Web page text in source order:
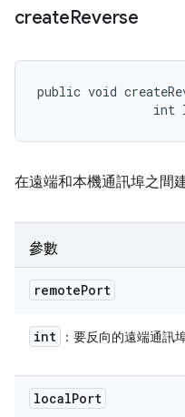
createReverse
public void
int
在遠端和本機通訊埠之間
參數
remotePort
int ：要反向的遠端通訊埠
localPort